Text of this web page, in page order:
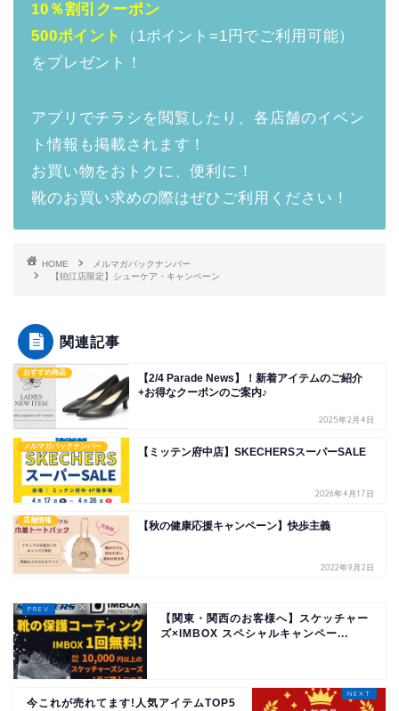
10％割引クーポン
500ポイント
（1ポイント=1円でご利用可能）
をプレゼント！
アプリでチラシを閲覧したり、各店舗のイベン
ト情報も掲載されます！
お買い物をおトクに、便利に！
靴のお買い求めの際はぜひご利用ください！
HOME
メルマガバックナンバー
【狛江店限定】シューケア・キャンペーン
関連記事
おすすめ商品
【2/4 Parade News】！新着アイテムのご紹介
+お得なクーポンのご案内♪
2025年2月4日
メルマガバックナンバー 【ミッテン府中店】SKECHERSスーパーSALE
2026年4月17日
店舗情報 【秋の健康応援キャンペーン】快歩主義
2022年9月2日
【関東・関西のお客様へ】スケッチャー
ズ×IMBOX スペシャルキャンペー...
今これが売れてます!人気アイテムTOP5